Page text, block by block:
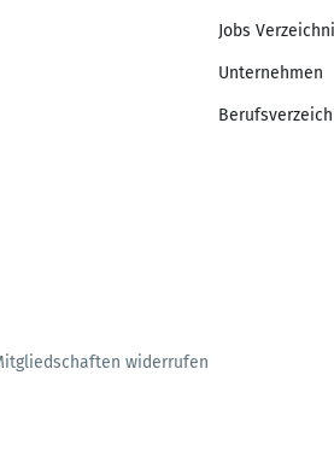
Jobs
Unternehmen
widerrufen